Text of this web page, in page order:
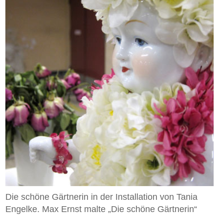
Die schöne Gärtnerin in der Installation von Tania
Engelke. Max Ernst malte „Die schöne Gärtnerin“